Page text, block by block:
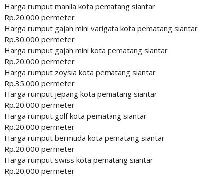
Harga rumput manila kota pematang siantar
Rp.20.000 permeter
Harga rumput gajah mini varigata kota pematang siantar
Rp.30.000 permeter
Harga rumput gajah mini kota pematang siantar
Rp.20.000 permeter
Harga rumput zoysia kota pematang siantar
Rp.35.000 permeter
Harga rumput jepang kota pematang siantar
Rp.20.000 permeter
Harga rumput golf kota pematang siantar
Rp.20.000 permeter
Harga rumput bermuda kota pematang siantar
Rp.20.000 permeter
Harga rumput swiss kota pematang siantar
Rp.20.000 permeter